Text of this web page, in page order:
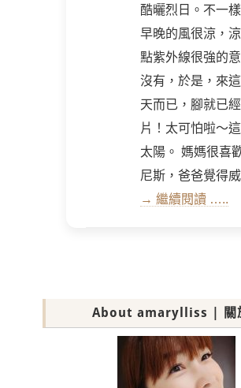
酷曬烈日。不一
早晚的風很涼，
點紫外線很強的
沒有，於是，來
天而已，腳就已
片！太可怕啦～
太陽。 媽媽很喜
尼斯，爸爸覺得
→ 繼續閱讀 …..
About amarylliss | 關